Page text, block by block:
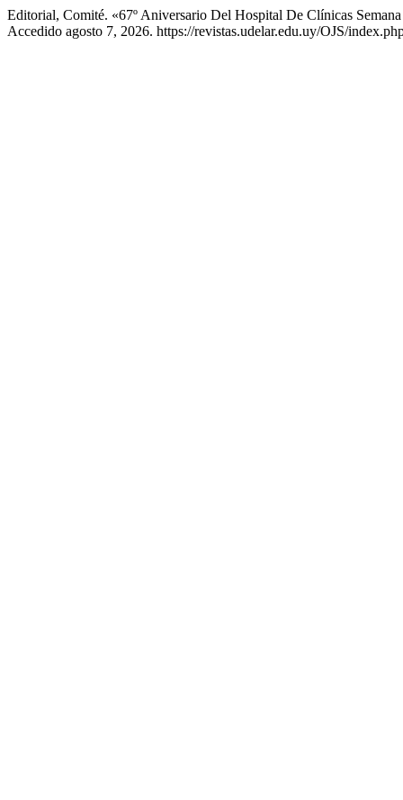
Editorial, Comité. «67º Aniversario Del Hospital De Clínicas
Accedido agosto 7, 2026. https://revistas.udelar.edu.uy/OJS/